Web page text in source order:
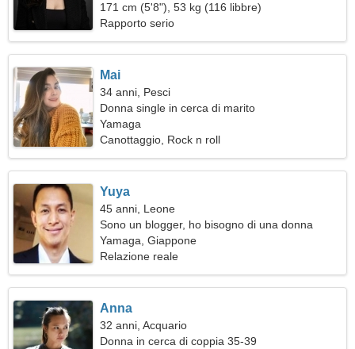
171 cm (5'8"), 53 kg (116 libbre)
Rapporto serio
Mai
34 anni, Pesci
Donna single in cerca di marito
Yamaga
Canottaggio, Rock n roll
Yuya
45 anni, Leone
Sono un blogger, ho bisogno di una donna
attraente
Yamaga, Giappone
Relazione reale
Anna
32 anni, Acquario
Donna in cerca di coppia 35-39